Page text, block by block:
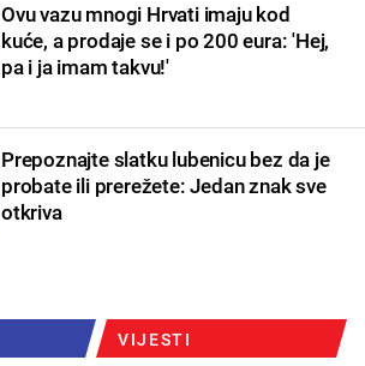
Ovu vazu mnogi Hrvati imaju kod
kuće, a prodaje se i po 200 eura: 'Hej,
pa i ja imam takvu!'
Prepoznajte slatku lubenicu bez da je
probate ili prerežete: Jedan znak sve
otkriva
VIJESTI